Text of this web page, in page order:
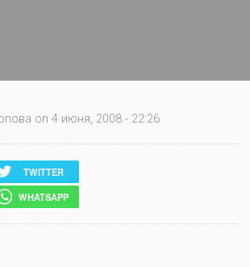
on 4 июня, 2008 - 22:26
TWITTER
WHATSAPP